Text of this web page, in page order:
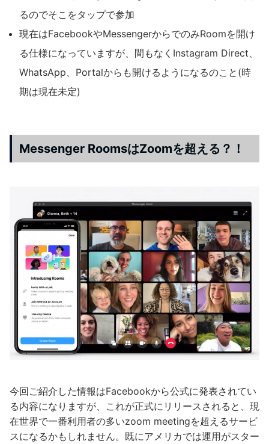
るのでそこをタップで参加
現在はFacebookやMessengerからでのみRoomを開け
る仕様になっていますが、間もなくInstagram Direct、
WhatsApp、Portalからも開けるようになるのこと(時
期は現在未定)
Messenger RoomsはZoomを超える？！
今回ご紹介した情報はFacebookから公式に発表されてい
る内容になりますが、これが正式にリリースされると、現
在世界で一番利用者の多いzoom meetingを超えるサービ
スになるかもしれません。既にアメリカでは運用がスター